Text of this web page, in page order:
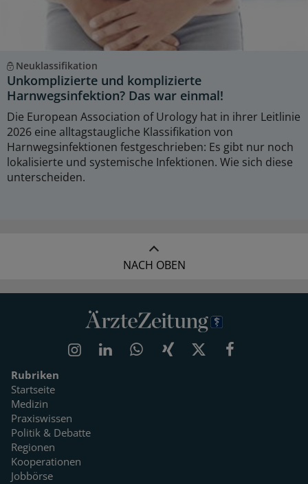
Neuklassifikation
Unkomplizierte und komplizierte
Harnwegsinfektion? Das war einmal!
Die European Association of Urology hat in ihrer Leitlinie
2026 eine alltagstaugliche Klassifikation von
Harnwegsinfektionen festgeschrieben: Es gibt nur noch
lokalisierte und systemische Infektionen. Wie sich diese
unterscheiden.
NACH OBEN
Rubriken
Startseite
Medizin
Praxiswissen
Politik & Debatte
Regionen
Kooperationen
Jobbörse